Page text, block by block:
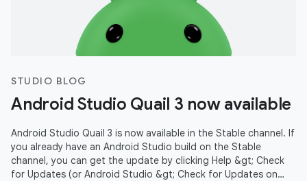
STUDIO BLOG
Android Studio Quail 3 now available
Android Studio Quail 3 is now available in the Stable channel. If
you already have an Android Studio build on the Stable
channel, you can get the update by clicking Help &gt; Check
for Updates (or Android Studio &gt; Check for Updates on